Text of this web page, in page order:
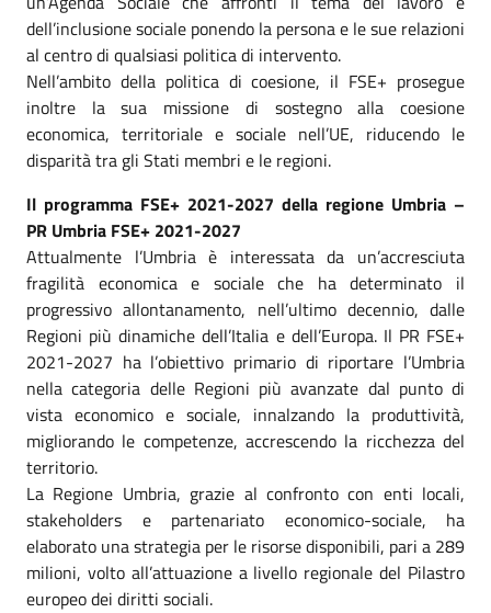
dell’inclusione sociale ponendo la persona e le sue relazioni
al centro di qualsiasi politica di intervento.
Nell’ambito della politica di coesione, il FSE+ prosegue
inoltre la sua missione di sostegno alla coesione
economica, territoriale e sociale nell’UE, riducendo le
disparità tra gli Stati membri e le regioni.
Il programma FSE+ 2021-2027 della regione Umbria –
PR Umbria FSE+ 2021-2027
Attualmente l’Umbria è interessata da un’accresciuta
fragilità economica e sociale che ha determinato il
progressivo allontanamento, nell’ultimo decennio, dalle
Regioni più dinamiche dell’Italia e dell’Europa. Il PR FSE+
2021-2027 ha l’obiettivo primario di riportare l’Umbria
nella categoria delle Regioni più avanzate dal punto di
vista economico e sociale, innalzando la produttività,
migliorando le competenze, accrescendo la ricchezza del
territorio.
La Regione Umbria, grazie al confronto con enti locali,
stakeholders e partenariato economico-sociale, ha
elaborato una strategia per le risorse disponibili, pari a 289
milioni, volto all’attuazione a livello regionale del Pilastro
europeo dei diritti sociali.